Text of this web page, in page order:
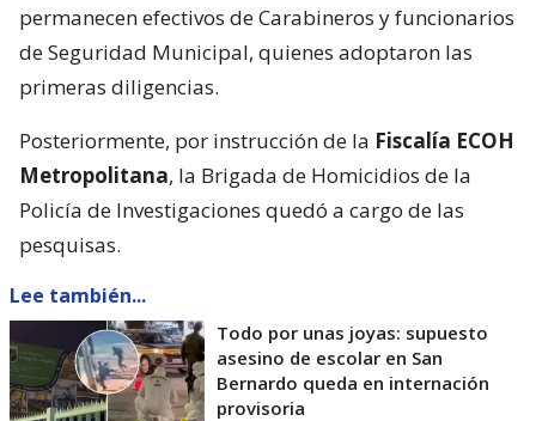
permanecen efectivos de Carabineros y funcionarios
de Seguridad Municipal, quienes adoptaron las
primeras diligencias.
Posteriormente, por instrucción de la Fiscalía ECOH
Metropolitana, la Brigada de Homicidios de la
Policía de Investigaciones quedó a cargo de las
pesquisas.
Lee también...
Todo por unas joyas: supuesto
asesino de escolar en San
Bernardo queda en internación
provisoria